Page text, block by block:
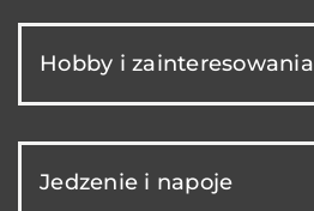
Hobby i zainteresowania
Jedzenie i napoje